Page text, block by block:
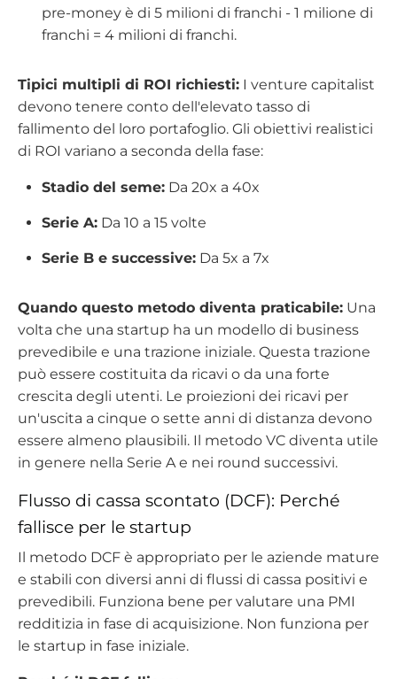
pre-money è di 5 milioni di franchi - 1 milione di
franchi = 4 milioni di franchi.
Tipici multipli di ROI richiesti: I venture capitalist
devono tenere conto dell'elevato tasso di
fallimento del loro portafoglio. Gli obiettivi realistici
di ROI variano a seconda della fase:
Stadio del seme: Da 20x a 40x
Serie A: Da 10 a 15 volte
Serie B e successive: Da 5x a 7x
Quando questo metodo diventa praticabile: Una
volta che una startup ha un modello di business
prevedibile e una trazione iniziale. Questa trazione
può essere costituita da ricavi o da una forte
crescita degli utenti. Le proiezioni dei ricavi per
un'uscita a cinque o sette anni di distanza devono
essere almeno plausibili. Il metodo VC diventa utile
in genere nella Serie A e nei round successivi.
Flusso di cassa scontato (DCF): Perché
fallisce per le startup
Il metodo DCF è appropriato per le aziende mature
e stabili con diversi anni di flussi di cassa positivi e
prevedibili. Funziona bene per valutare una PMI
redditizia in fase di acquisizione. Non funziona per
le startup in fase iniziale.